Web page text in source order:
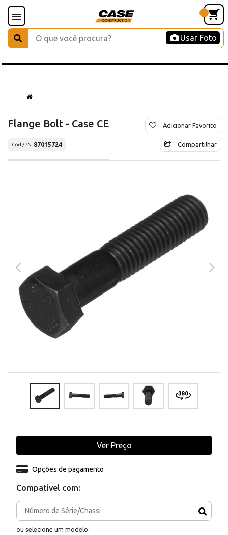
Usar Foto
Flange Bolt - Case CE
Cód./PN 87015724
Adicionar Favorito
Compartilhar
Compativel com:
ou selecione um modelo:
Opções de pagamento
Ver Preço